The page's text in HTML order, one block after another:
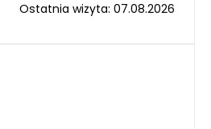
Ostatnia wizyta: 07.08.2026